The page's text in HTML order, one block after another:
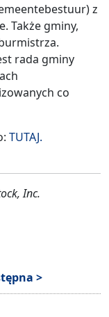
z
Także gminy,
rada gminy
co
TUTAJ.
Inc.
>